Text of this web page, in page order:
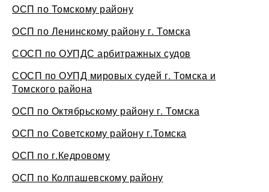
ОСП по Томскому району
ОСП по Ленинскому району г. Томска
СОСП по ОУПДС арбитражных судов
СОСП по ОУПД мировых судей г. Томска и
Томского района
ОСП по Октябрьскому району г. Томска
ОСП по Советскому району г.Томска
ОСП по г.Кедровому
ОСП по Колпашевскому району